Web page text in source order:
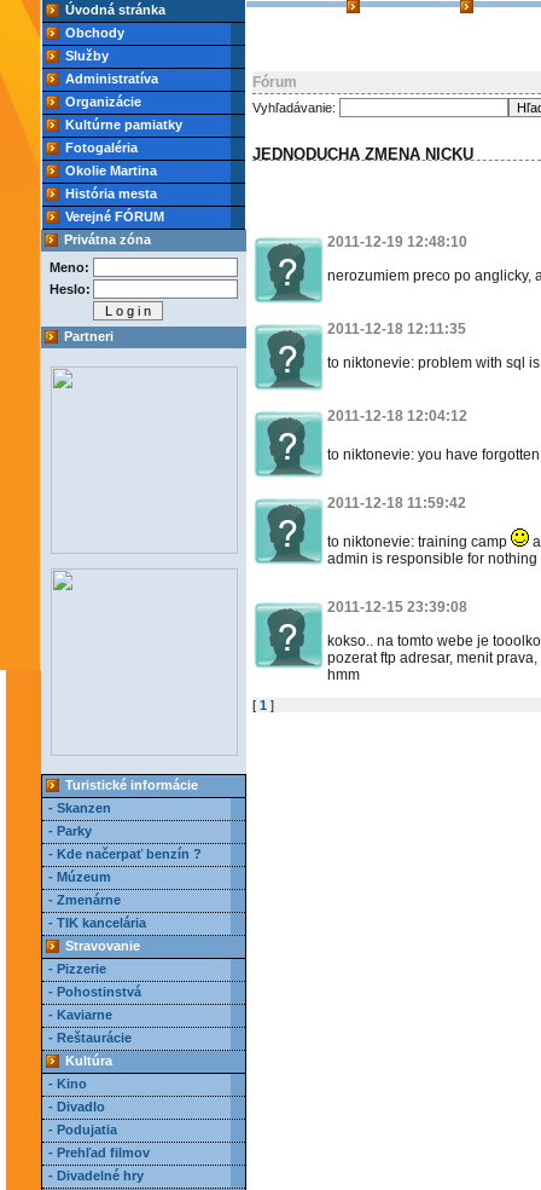
Úvodná stránka
Obchody
Služby
Administratíva
Organizácie
Kultúrne pamiatky
Fotogaléria
Okolie Martina
História mesta
Verejné FÓRUM
Privátna zóna
Meno:
Heslo:
Partneri
Turistické informácie
- Skanzen
- Parky
- Kde načerpať benzín ?
- Múzeum
- Zmenárne
- TIK kancelária
Stravovanie
- Pizzerie
- Pohostinstvá
- Kaviarne
- Reštaurácie
Kultúra
- Kino
- Divadlo
- Podujatia
- Prehľad filmov
- Divadelné hry
Fórum
Vyhľadávanie:
JEDNODUCHA ZMENA NICKU
2011-12-19 12:48:10
nerozumiem preco po anglicky,
2011-12-18 12:11:35
to niktonevie: problem with sql
2011-12-18 12:04:12
to niktonevie: you have
2011-12-18 11:59:42
to niktonevie: training camp
admin is responsible for nothing
2011-12-15 23:39:08
kokso.. na tomto webe je
pozerat ftp adresar, menit
hmm
[ 1 ]